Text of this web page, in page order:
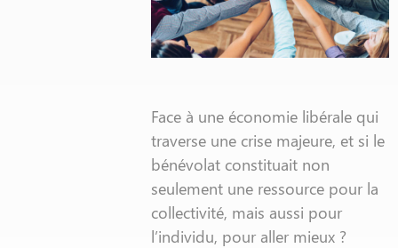
Face à une économie libérale qui
traverse une crise majeure, et si le
bénévolat constituait non
seulement une ressource pour la
collectivité, mais aussi pour
l’individu, pour aller mieux ?